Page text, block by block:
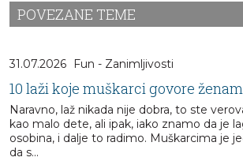
POVEZANE TEME
31.07.2026 Fun - Zanimljivosti
10 laži koje muškarci govore
Naravno, laž nikada nije dobra, to ste
kao malo dete, ali ipak, iako znamo da je
osobina, i dalje to radimo. Muškarcima je
da s...